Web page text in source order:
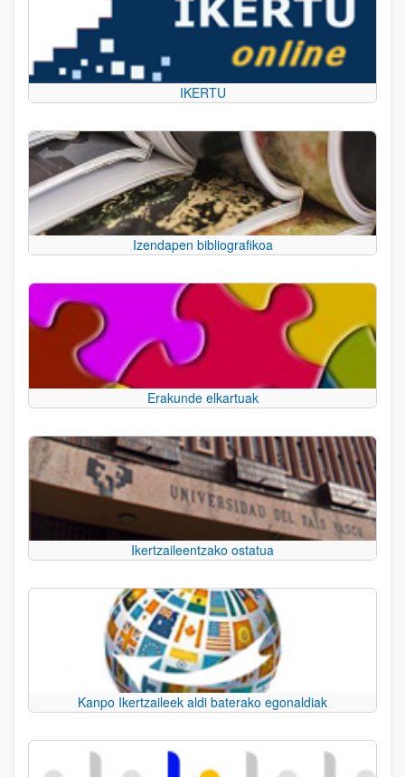
IKERTU
Izendapen bibliografikoa
Erakunde elkartuak
Ikertzaileentzako ostatua
Kanpo Ikertzaileek aldi baterako egonaldiak